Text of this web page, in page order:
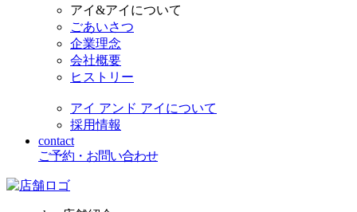
アイ&アイについて
ごあいさつ
企業理念
会社概要
ヒストリー
アイ アンド アイについて
採用情報
contact
ご予約・お問い合わせ